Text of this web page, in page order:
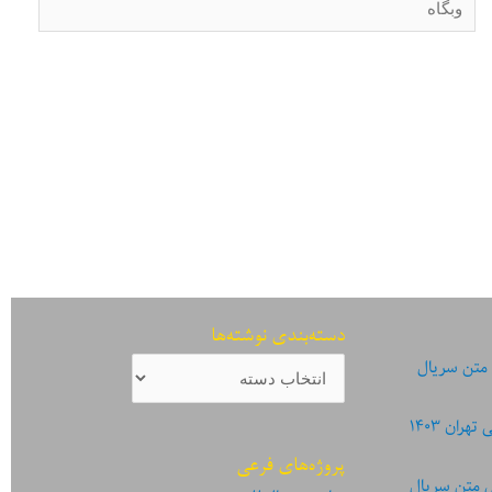
سریال
۱۴۰۳
متن سریال
دسته‌بندی نوشته‌ها
دسته‌بندی
نوشته‌ها
پروژه‌های فرعی